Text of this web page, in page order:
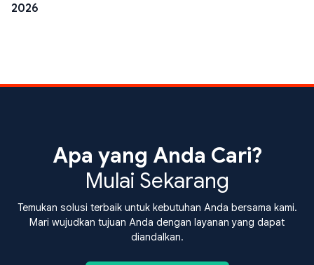
2026
Apa yang Anda Cari?
Mulai Sekarang
Temukan solusi terbaik untuk kebutuhan Anda bersama kami.
Mari wujudkan tujuan Anda dengan layanan yang dapat
diandalkan.